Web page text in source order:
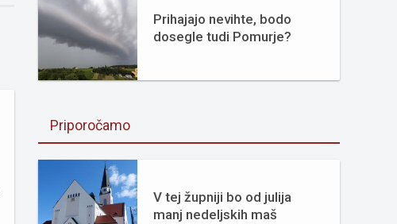
Prihajajo nevihte, bodo
dosegle tudi Pomurje?
Priporočamo
V tej župniji bo od julija
manj nedeljskih maš